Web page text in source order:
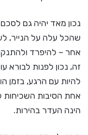
נכון מאד יהיה גם
שהכל עלה על הנייר,
אחר – להיפרד
זה, נכון לפנות לבורא
להיות עם הרגע, בזמן
אחת הסיבות השכיחות
הינה העדר בהירות.